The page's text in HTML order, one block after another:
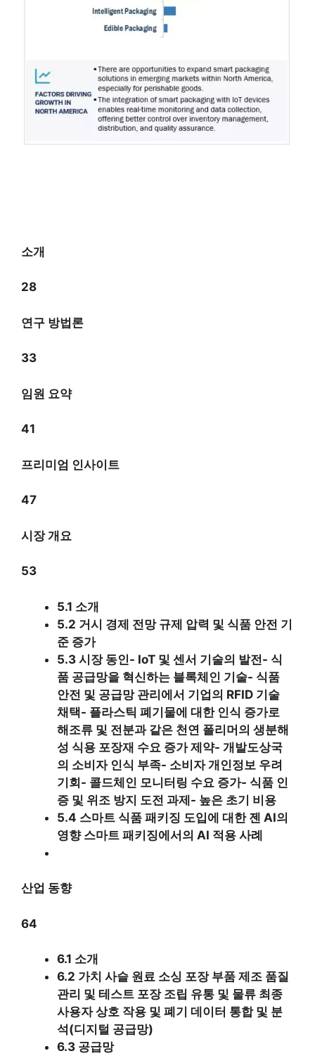
소개
28
연구 방법론
33
임원 요약
41
프리미엄 인사이트
47
시장 개요
53
5.1 소개
5.2 거시 경제 전망 규제 압력 및 식품 안전 기
준 증가
5.3 시장 동인- IoT 및 센서 기술의 발전- 식
품 공급망을 혁신하는 블록체인 기술- 식품
안전 및 공급망 관리에서 기업의 RFID 기술
채택- 플라스틱 폐기물에 대한 인식 증가로
해조류 및 전분과 같은 천연 폴리머의 생분해
성 식용 포장재 수요 증가 제약- 개발도상국
의 소비자 인식 부족- 소비자 개인정보 우려
기회- 콜드체인 모니터링 수요 증가- 식품 인
증 및 위조 방지 도전 과제- 높은 초기 비용
5.4 스마트 식품 패키징 도입에 대한 젠 AI의
영향 스마트 패키징에서의 AI 적용 사례
산업 동향
64
6.1 소개
6.2 가치 사슬 원료 소싱 포장 부품 제조 품질
관리 및 테스트 포장 조립 유통 및 물류 최종
사용자 상호 작용 및 폐기 데이터 통합 및 분
석(디지털 공급망)
6.3 공급망